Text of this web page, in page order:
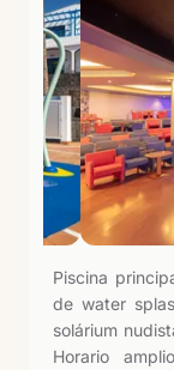
Piscina
de water
solárium
Horario